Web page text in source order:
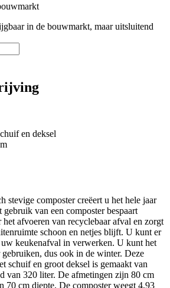
in de bouwmarkt, maar uitsluitend
en deksel
stevige composter creëert u het hele jaar
van een composter bespaart
afvoeren van recyclebaar afval en zorgt
schoon en netjes blijft. U kunt er
keukenafval in verwerken. U kunt het
gebruiken, dus ook in de winter. Deze
schuif en groot deksel is gemaakt van
van 320 liter. De afmetingen zijn 80 cm
70 cm diepte. De composter weegt 4,93